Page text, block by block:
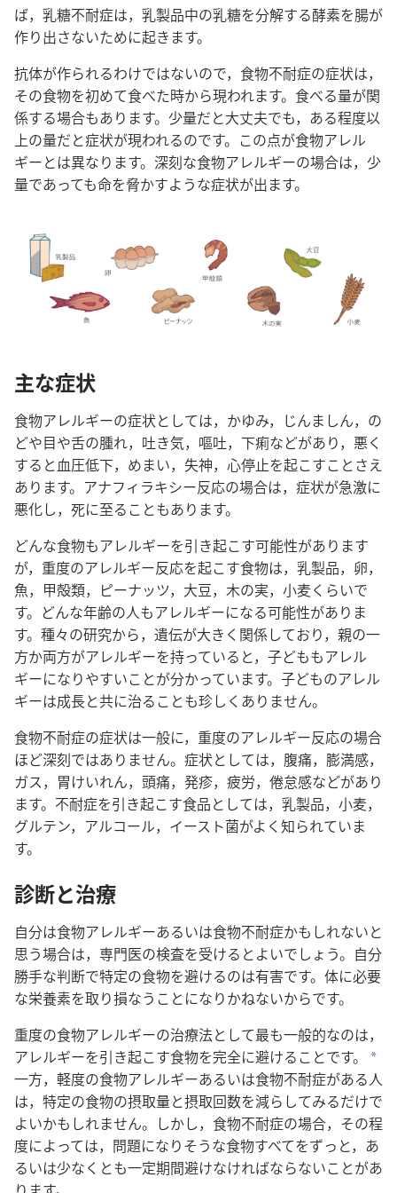
ば，乳糖不耐症は，乳製品中の乳糖を分解する酵素を腸が
作り出さないために起きます。
抗体が作られるわけではないので，食物不耐症の症状は，
その食物を初めて食べた時から現われます。食べる量が関
係する場合もあります。少量だと大丈夫でも，ある程度以
上の量だと症状が現われるのです。この点が食物アレル
ギーとは異なります。深刻な食物アレルギーの場合は，少
量であっても命を脅かすような症状が出ます。
主な症状
食物アレルギーの症状としては，かゆみ，じんましん，の
どや目や舌の腫れ，吐き気，嘔吐，下痢などがあり，悪く
すると血圧低下，めまい，失神，心停止を起こすことさえ
あります。アナフィラキシー反応の場合は，症状が急激に
悪化し，死に至ることもあります。
どんな食物もアレルギーを引き起こす可能性があります
が，重度のアレルギー反応を起こす食物は，乳製品，卵，
魚，甲殻類，ピーナッツ，大豆，木の実，小麦くらいで
す。どんな年齢の人もアレルギーになる可能性がありま
す。種々の研究から，遺伝が大きく関係しており，親の一
方か両方がアレルギーを持っていると，子どももアレル
ギーになりやすいことが分かっています。子どものアレル
ギーは成長と共に治ることも珍しくありません。
食物不耐症の症状は一般に，重度のアレルギー反応の場合
ほど深刻ではありません。症状としては，腹痛，膨満感，
ガス，胃けいれん，頭痛，発疹，疲労，倦怠感などがあり
ます。不耐症を引き起こす食品としては，乳製品，小麦，
グルテン，アルコール，イースト菌がよく知られていま
す。
診断と治療
自分は食物アレルギーあるいは食物不耐症かもしれないと
思う場合は，専門医の検査を受けるとよいでしょう。自分
勝手な判断で特定の食物を避けるのは有害です。体に必要
な栄養素を取り損なうことになりかねないからです。
重度の食物アレルギーの治療法として最も一般的なのは，
アレルギーを引き起こす食物を完全に避けることです。
a
一方，軽度の食物アレルギーあるいは食物不耐症がある人
は，特定の食物の摂取量と摂取回数を減らしてみるだけで
よいかもしれません。しかし，食物不耐症の場合，その程
度によっては，問題になりそうな食物すべてをずっと，あ
るいは少なくとも一定期間避けなければならないことがあ